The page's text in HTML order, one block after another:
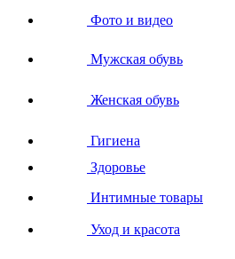
Фото и видео
Мужская обувь
Женская обувь
Гигиена
Здоровье
Интимные товары
Уход и красота